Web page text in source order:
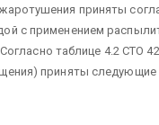
приняты
с применением
таблице 4.2 СТО
приняты